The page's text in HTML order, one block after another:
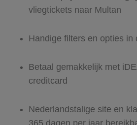
vliegtickets naar Multan
Handige filters en opties in
Betaal gemakkelijk met
creditcard
Nederlandstalige site en
365 dagen per jaar